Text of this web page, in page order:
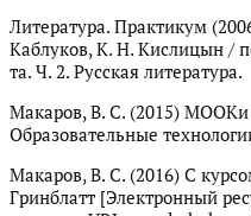
Литература. Практикум
Каблуков, К. Н. Кислицын /
та. Ч. 2. Русская литература.
Макаров, В. С. (2015) МООКи
Образовательные
Макаров, В. С. (2016) C
Гринблатт [Электронный